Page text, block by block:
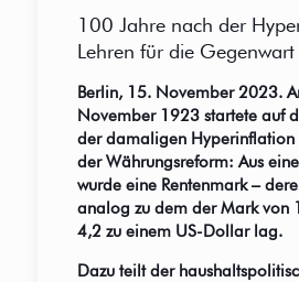
100 Jahre nach der
Lehren für die Gegenwart
Berlin, 15. November 2023.
November 1923 startete auf
der damaligen Hyperinflation
der Währungsreform: Aus
wurde eine Rentenmark –
analog zu dem der Mark von
4,2 zu einem US-Dollar lag.
Dazu teilt der